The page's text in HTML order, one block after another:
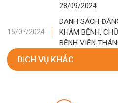
28/09/2024
15/07/2024
DANH SÁCH
KHÁM BỆNH,
BỆNH VIỆN
DỊCH VỤ KHÁC